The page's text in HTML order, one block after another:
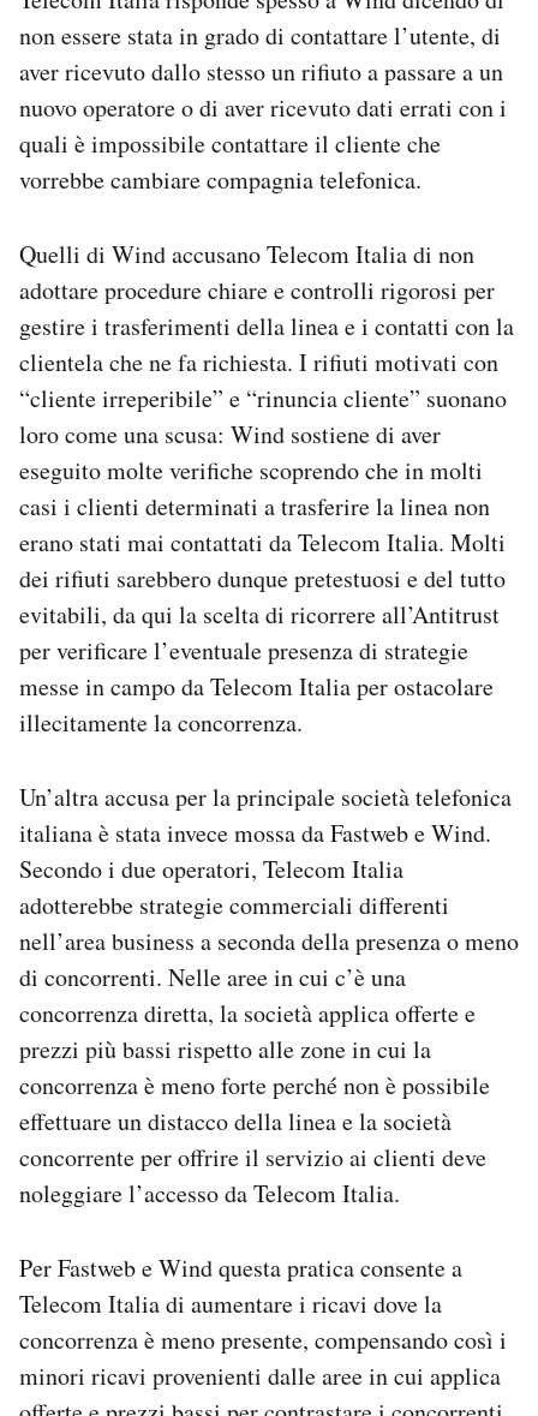
non essere stata in grado di contattare l’utente, di
aver ricevuto dallo stesso un rifiuto a passare a un
nuovo operatore o di aver ricevuto dati errati con i
quali è impossibile contattare il cliente che
vorrebbe cambiare compagnia telefonica.
Quelli di Wind accusano Telecom Italia di non
adottare procedure chiare e controlli rigorosi per
gestire i trasferimenti della linea e i contatti con la
clientela che ne fa richiesta. I rifiuti motivati con
“cliente irreperibile” e “rinuncia cliente” suonano
loro come una scusa: Wind sostiene di aver
eseguito molte verifiche scoprendo che in molti
casi i clienti determinati a trasferire la linea non
erano stati mai contattati da Telecom Italia. Molti
dei rifiuti sarebbero dunque pretestuosi e del tutto
evitabili, da qui la scelta di ricorrere all’Antitrust
per verificare l’eventuale presenza di strategie
messe in campo da Telecom Italia per ostacolare
illecitamente la concorrenza.
Un’altra accusa per la principale società telefonica
italiana è stata invece mossa da Fastweb e Wind.
Secondo i due operatori, Telecom Italia
adotterebbe strategie commerciali differenti
nell’area business a seconda della presenza o meno
di concorrenti. Nelle aree in cui c’è una
concorrenza diretta, la società applica offerte e
prezzi più bassi rispetto alle zone in cui la
concorrenza è meno forte perché non è possibile
effettuare un distacco della linea e la società
concorrente per offrire il servizio ai clienti deve
noleggiare l’accesso da Telecom Italia.
Per Fastweb e Wind questa pratica consente a
Telecom Italia di aumentare i ricavi dove la
concorrenza è meno presente, compensando così i
minori ricavi provenienti dalle aree in cui applica